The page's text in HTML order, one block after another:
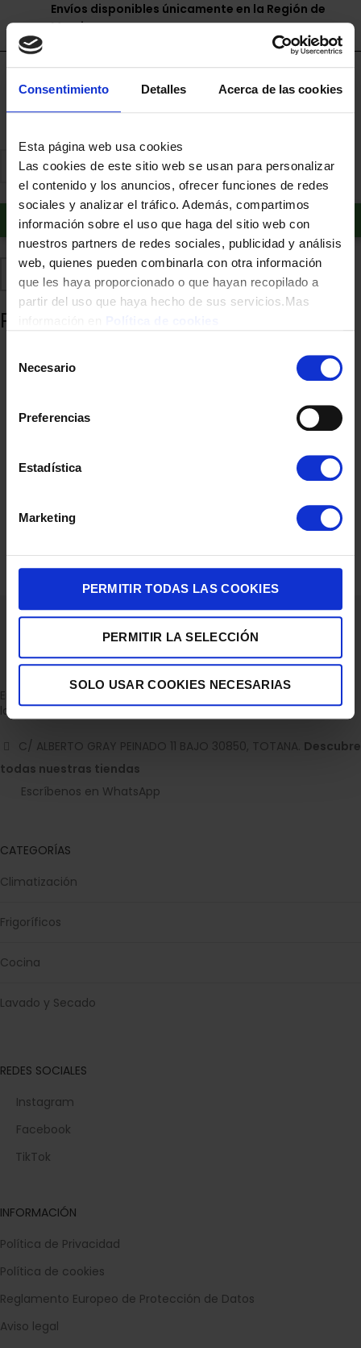
Consentimiento Detalles Acerca de las cookies
Esta página web usa cookies
Las cookies de este sitio web se usan para personalizar
el contenido y los anuncios, ofrecer funciones de redes
sociales y analizar el tráfico. Además, compartimos
información sobre el uso que haga del sitio web con
nuestros partners de redes sociales, publicidad y análisis
web, quienes pueden combinarla con otra información
que les haya proporcionado o que hayan recopilado a
partir del uso que haya hecho de sus servicios.Mas
Necesario
Preferencias
Estadística
Marketing
PERMITIR TODAS LAS COOKIES
PERMITIR LA SELECCIÓN
SOLO USAR COOKIES NECESARIAS
Envíos disponibles únicamente en la Región de
Murcia.
Añadir al carrito
Añadir a favoritos
Productos relacionados
VENTILADOR TORRE CECOTEC 05920 890 M/D NEGRO
35,90€
Empresa dedicada a la venta de accesorios para el hogar con
la experiencia de 36 años.
C/ ALBERTO GRAY PEINADO 11 BAJO 30850, TOTANA. Descubre
todas nuestras tiendas
Escríbenos en WhatsApp
CATEGORÍAS
Climatización
Frigoríficos
Cocina
Lavado y Secado
REDES SOCIALES
Instagram
Facebook
TikTok
INFORMACIÓN
Política de Privacidad
Política de cookies
Reglamento Europeo de Protección de Datos
Aviso legal